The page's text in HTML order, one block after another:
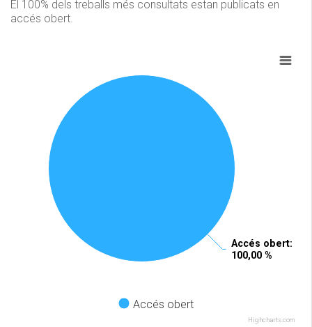
El 100% dels treballs més consultats estan publicats en
accés obert.
Accés obert:
100,00 %
Accés obert:
100,00 %
Accés obert
Highcharts.com